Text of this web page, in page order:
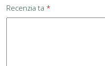
Recenzia ta *